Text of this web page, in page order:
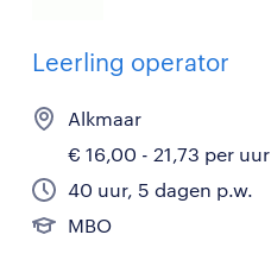
Leerling operator
Alkmaar
€ 16,00 - 21,73 per uur
40 uur, 5 dagen p.w.
MBO